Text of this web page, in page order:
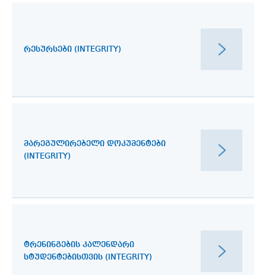
ᲠᲔᲡᲣᲠᲡᲔᲑᲘ (INTEGRITY)
ᲛᲐᲠᲔᲒᲣᲚᲘᲠᲔᲑᲔᲚᲘ ᲓᲝᲙᲣᲛᲔᲜᲢᲔᲑᲘ
(INTEGRITY)
ᲢᲠᲔᲜᲘᲜᲒᲔᲑᲘᲡ ᲙᲐᲚᲔᲜᲓᲐᲠᲘ
ᲡᲢᲣᲓᲔᲜᲢᲔᲑᲘᲡᲗᲕᲘᲡ (INTEGRITY)